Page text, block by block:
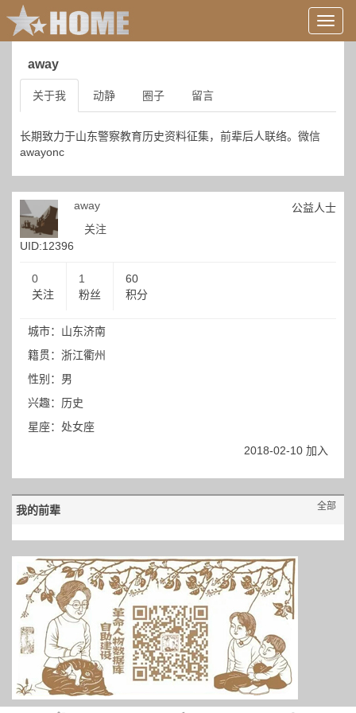
用
户
away
关于我 动静 圈子 留言
长期致力于山东警察教育历史资料征集，前辈后人联络。微信
awayonc
UID:12396
away
关注
公益人士
0
关注
1
粉丝
60
积分
城市：山东济南
籍贯：浙江衢州
性别：男
兴趣：历史
星座：处女座
2018-02-10 加入
我的前辈 全部